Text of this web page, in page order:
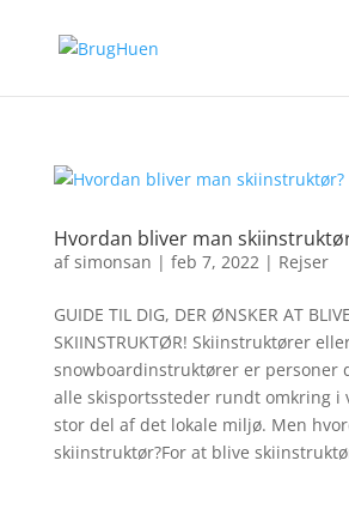
Hvordan bliver man
afsimonsan | feb 7, 2022| Rejser
GUIDE TIL DIG, DER ØNSKER AT BLIVE
SKIINSTRUKTØR! Skiinstruktører
snowboardinstruktører er personer
alle skisportssteder rundt omkring i
stor del af det lokale miljø. Men
skiinstruktør?For at blive